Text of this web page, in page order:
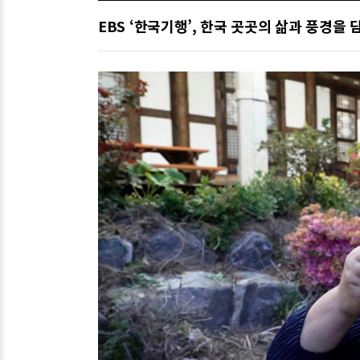
EBS ‘한국기행’, 한국 곳곳의 삶과 풍경을